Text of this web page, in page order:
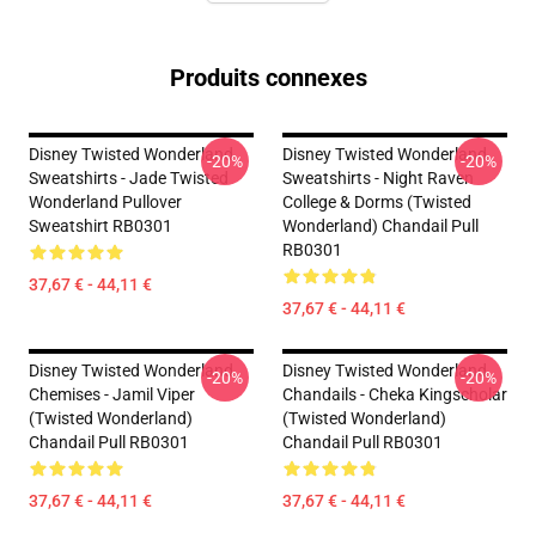
Produits connexes
Disney Twisted Wonderland
Sweatshirts - Jade Twisted
Wonderland Pullover
Sweatshirt RB0301
37,67 € - 44,11 €
-20%
Disney Twisted Wonderland
Sweatshirts - Night Raven
College & Dorms (Twisted
Wonderland) Chandail Pull
RB0301
37,67 € - 44,11 €
-20%
Disney Twisted Wonderland
Chemises - Jamil Viper
(Twisted Wonderland)
Chandail Pull RB0301
37,67 € - 44,11 €
-20%
Disney Twisted Wonderland
Chandails - Cheka Kingscholar
(Twisted Wonderland)
Chandail Pull RB0301
37,67 € - 44,11 €
-20%